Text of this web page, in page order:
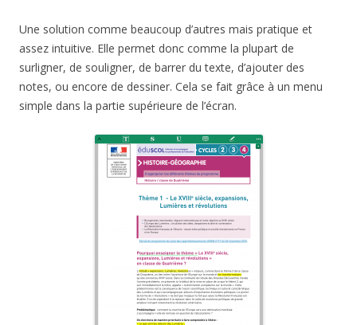
Une solution comme beaucoup d’autres mais pratique et
assez intuitive. Elle permet donc comme la plupart de
surligner, de souligner, de barrer du texte, d’ajouter des
notes, ou encore de dessiner. Cela se fait grâce à un menu
simple dans la partie supérieure de l’écran.